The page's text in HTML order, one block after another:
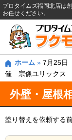
プロタイムズ福岡北店は
お任せください。
ホーム » 7月25日
催 宗像ユリックス
外壁・屋根
塗り替えを依頼する